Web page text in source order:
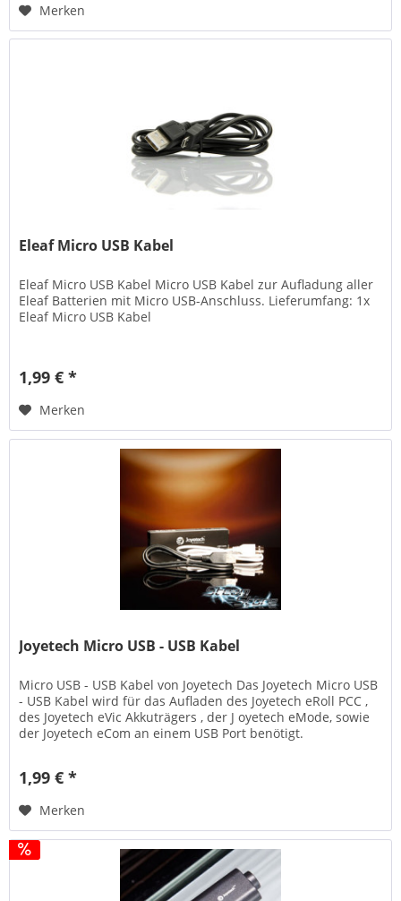
Merken
Eleaf Micro USB Kabel
Eleaf Micro USB Kabel Micro USB Kabel zur Aufladung aller
Eleaf Batterien mit Micro USB-Anschluss. Lieferumfang: 1x
Eleaf Micro USB Kabel
1,99 € *
Merken
Joyetech Micro USB - USB Kabel
Micro USB - USB Kabel von Joyetech Das Joyetech Micro USB
- USB Kabel wird für das Aufladen des Joyetech eRoll PCC ,
des Joyetech eVic Akkuträgers , der J oyetech eMode, sowie
der Joyetech eCom an einem USB Port benötigt.
1,99 € *
Merken